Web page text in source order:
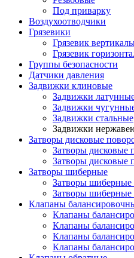
Под приварку
Воздухоотводчики
Грязевики
Грязевик
Грязевик
Группы безопасности
Датчики давления
Задвижки клиновые
Задвижки
Задвижки
Задвижки стальные
Задвижки
Затворы дисковые
Затворы дисковые
Затворы дисковые
Затворы шиберные
Затворы шиберные
Затворы
Клапаны
Клапаны
Клапаны
Клапаны
Клапаны